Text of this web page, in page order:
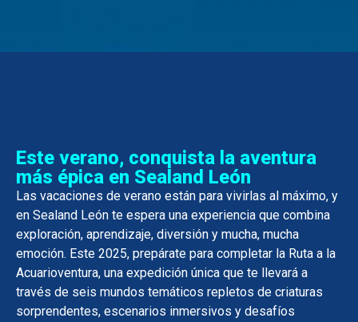
Este verano, conquista la aventura
más épica en Sealand León
Las vacaciones de verano están para vivirlas al máximo, y
en Sealand León te espera una experiencia que combina
exploración, aprendizaje, diversión y mucha, mucha
emoción. Este 2025, prepárate para completar la Ruta a la
Acuarioventura, una expedición única que te llevará a
través de seis mundos temáticos repletos de criaturas
sorprendentes, escenarios inmersivos y desafíos